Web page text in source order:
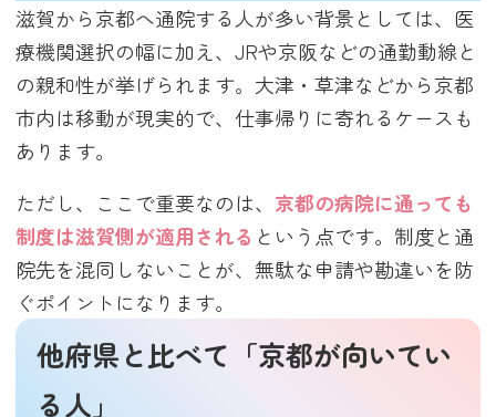
滋賀から京都へ通院する人が多い背景としては、医
療機関選択の幅に加え、JRや京阪などの通勤動線と
の親和性が挙げられます。大津・草津などから京都
市内は移動が現実的で、仕事帰りに寄れるケースも
あります。
ただし、ここで重要なのは、 京都の病院に通っても
制度は滋賀側が適用される という点です。制度と通
院先を混同しないことが、無駄な申請や勘違いを防
ぐポイントになります。
他府県と比べて「京都が向いてい
る人」